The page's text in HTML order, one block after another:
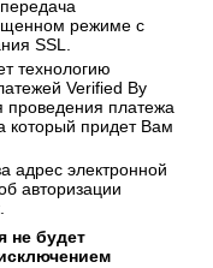
любого банка
и в строгом
систем Visa,
режиме с
SSL.
технологию
Verified By
платежа
который придет Вам